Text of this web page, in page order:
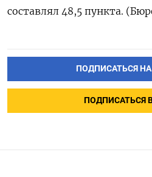
составлял 48,5 ​пункта.
ПОДПИСАТЬСЯ
ПОДПИСАТЬСЯ В